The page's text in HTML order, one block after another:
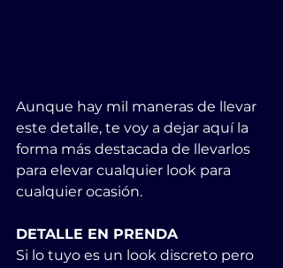
Aunque hay mil maneras de llevar
este detalle, te voy a dejar aquí la
forma más destacada de llevarlos
para elevar cualquier look para
cualquier ocasión.
DETALLE EN PRENDA
Si lo tuyo es un look discreto pero